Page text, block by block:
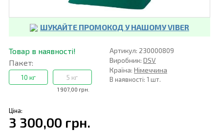
ШУКАЙТЕ ПРОМОКОД У НАШОМУ VIBER
Товар в наявності!
Пакет:
10 кг
1 907,00 грн.
5 кг
Артикул: 230000809
Виробник: DSV
Країна: Німеччина
В наявності: 1 шт.
Ціна:
3 300,00 грн.